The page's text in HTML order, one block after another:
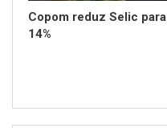
Copom reduz Selic para
14%